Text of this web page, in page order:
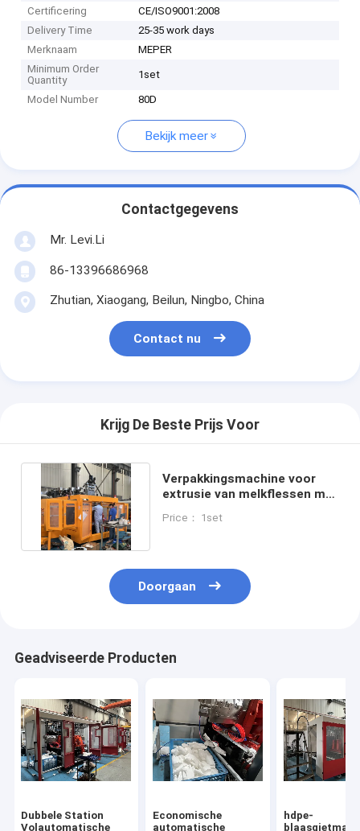
Certificering
CE/ISO9001:2008
Delivery Time
25-35 work days
Merknaam
MEPER
Minimum Order
Quantity
1set
Model Number 80D
Bekijk meer
Contactgegevens
Mr. Levi.Li
86-13396686968
Zhutian, Xiaogang, Beilun, Ningbo, China
Contact nu
Krijg De Beste Prijs Voor
Verpakkingsmachine voor
extrusie van melkflessen met
Price： 1set
Doorgaan
Geadviseerde Producten
Dubbele Station
Volautomatische
Economische
automatische
hdpe-